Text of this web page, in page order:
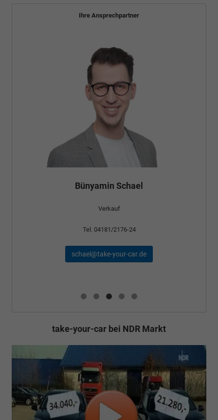
Ihre Ansprechpartner
Bünyamin Schael
Verkauf
Tel. 04181/2176-24
schael@take-your-car.de
take-your-car bei NDR Markt